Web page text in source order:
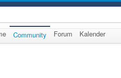
Community Forum Kalender